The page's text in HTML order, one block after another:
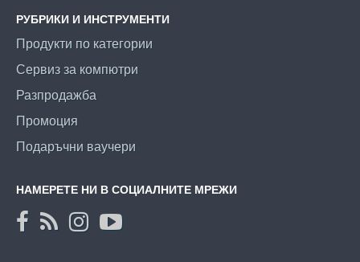
РУБРИКИ И ИНСТРУМЕНТИ
Продукти по категории
Сервиз за компютри
Разпродажба
Промоция
Подаръчни ваучери
НАМЕРЕТЕ НИ В СОЦИАЛНИТЕ МРЕЖИ